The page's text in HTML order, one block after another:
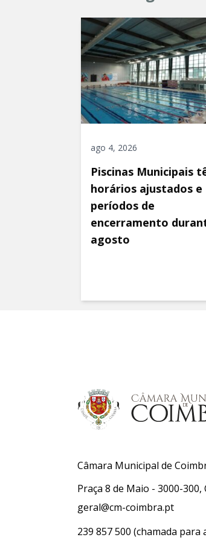
ago 4, 2026
Piscinas Municipais
horários ajustados e
períodos de
encerramento
agosto
Câmara Municipal de
Praça 8 de Maio - 3000-300,
geral@cm-coimbra.pt
239 857 500 (chamada para